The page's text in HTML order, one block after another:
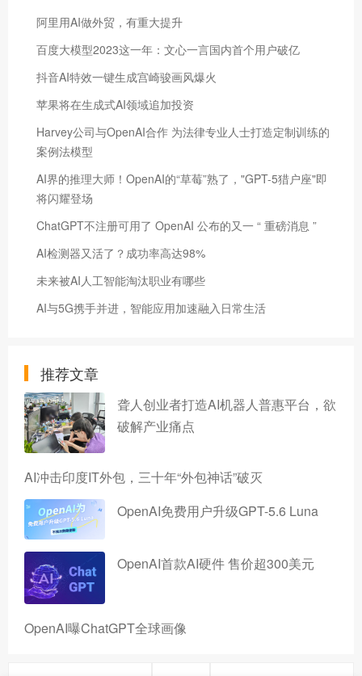
阿里用AI做外贸，有重大提升
百度大模型2023这一年：文心一言国内首个用户破亿
抖音AI特效一键生成宫崎骏画风爆火
苹果将在生成式AI领域追加投资
Harvey公司与OpenAI合作 为法律专业人士打造定制训练的
案例法模型
AI界的推理大师！OpenAI的“草莓”熟了，"GPT-5猎户座"即
将闪耀登场
ChatGPT不注册可用了 OpenAI 公布的又一 “ 重磅消息 ”
AI检测器又活了？成功率高达98%
未来被AI人工智能淘汰职业有哪些
AI与5G携手并进，智能应用加速融入日常生活
推荐文章
聋人创业者打造AI机器人普惠平台，欲
破解产业痛点
AI冲击印度IT外包，三十年“外包神话”破灭
OpenAI免费用户升级GPT-5.6 Luna
OpenAI首款AI硬件 售价超300美元
OpenAI曝ChatGPT全球画像